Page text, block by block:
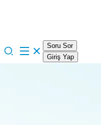
Soru Sor
Giriş Yap